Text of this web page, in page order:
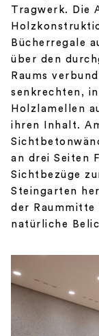
Tragwerk. Die
Bücherregale
über den
Raums
senkrechten,
Holzlamellen
ihren Inhalt.
an drei Seiten
Sichtbezüge
Steingarten
der
natürliche